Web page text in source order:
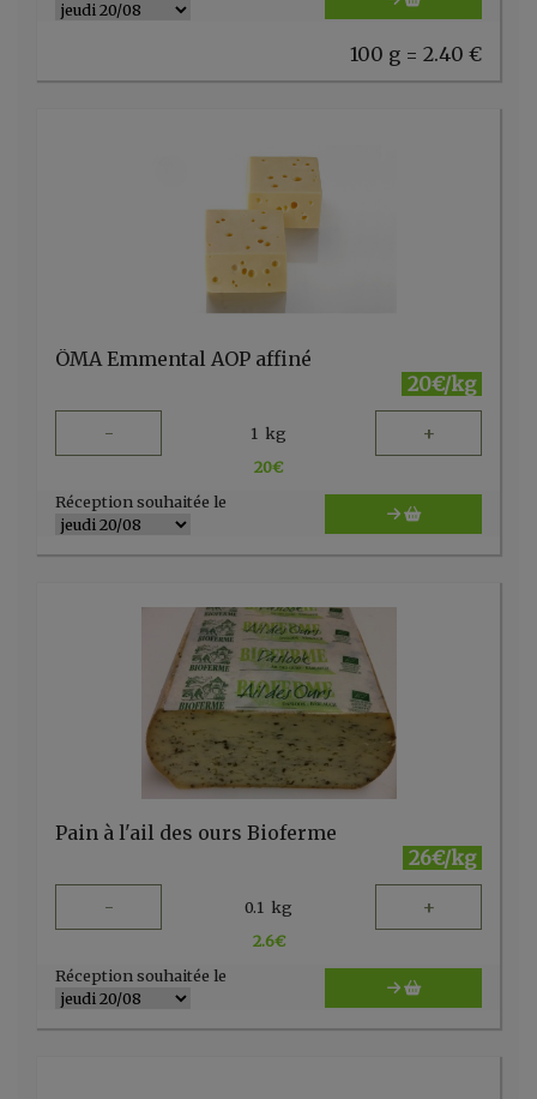
100 g = 2.40 €
ÖMA Emmental AOP affiné
20€/kg
- 1 kg +
20€
Réception souhaitée le
Pain à l'ail des ours Bioferme
26€/kg
- 0.1 kg +
2.6€
Réception souhaitée le